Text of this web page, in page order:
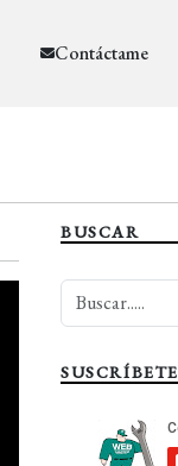
Contáctame
BUSCAR
SUSCRÍBETE